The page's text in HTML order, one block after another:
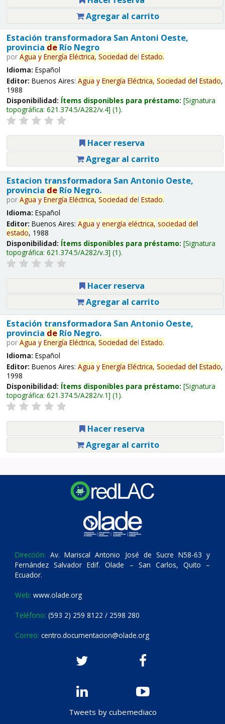
Agregar al carrito
Estación transformadora San Antoni Oeste,
provincia deRío Negro
por Agua y Energía Eléctrica, Sociedad del Estado.
Idioma: Español
Editor: Buenos Aires: Agua y Energía Eléctrica, Sociedad del Estado,
1988
Disponibilidad: Ítems disponibles para préstamo: Signatura
topográfica: 621.374.5/A282/v.4 (1).
Hacer reserva
Agregar al carrito
Estacion transformadora San Antonio Oeste,
provincia deRío Negro.
por Agua y Energía Eléctrica, Sociedad del Estado.
Idioma: Español
Editor: Buenos Aires: Agua y energía eléctrica, sociedad del
estado, 1988
Disponibilidad: Ítems disponibles para préstamo: Signatura
topográfica: 621.374.5/A282/v.3 (1).
Hacer reserva
Agregar al carrito
Estación transformadora San Antonio Oeste,
provincia deRío Negro.
por Agua y Energía Eléctrica, Sociedad del Estado.
Idioma: Español
Editor: Buenos Aires: Agua y Energía Eléctrica, Sociedad del Estado,
1998
Disponibilidad: Ítems disponibles para préstamo: Signatura
topográfica: 621.374.5/A282/v.1 (1).
Hacer reserva
Agregar al carrito
Dirección: Av. Mariscal Antonio José de Sucre N58-63 y
Fernández Salvador Edif. Olade – San Carlos, Quito –
Ecuador.
Web: www.olade.org
Teléfono: (593 2) 259 8122 / 2598 280
Correo: centro.documentacion@olade.org
Tweets by cubemediaco